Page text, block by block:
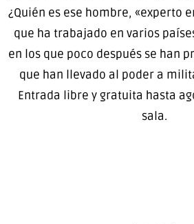
¿Quién es ese hombre, «experto
que ha trabajado en varios
en los que poco después se han
que han llevado al poder a
Entrada libre y gratuita hasta
sala.